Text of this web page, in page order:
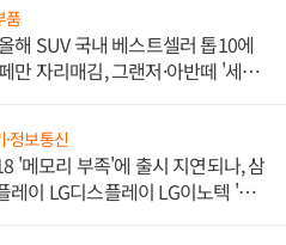
품
해 SUV 국내 베스트셀러 톱10에
만 자리매김, 그랜저·아반떼 '세단
·정보통신
'메모리 부족'에 출시 지연되나, 삼
레이 LG디스플레이 LG이노텍 '탈